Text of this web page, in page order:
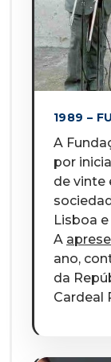
1989 –
A
por
de vinte
Lisboa
A
ano,
da
Cardeal